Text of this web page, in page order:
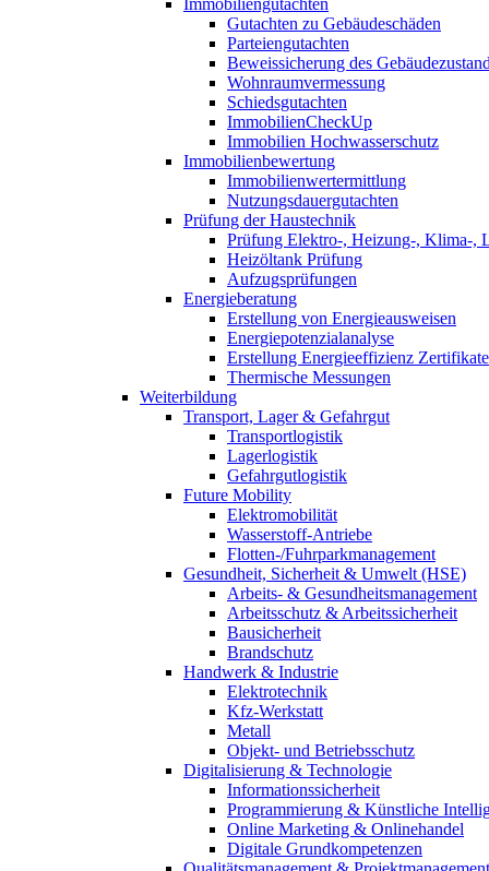
Gutachten zu Gebäudeschäden
Parteiengutachten
Beweissicherung des
Wohnraumvermessung
Schiedsgutachten
ImmobilienCheckUp
Immobilien Hochwasserschutz
Immobilienbewertung
Immobilienwertermittlung
Nutzungsdauergutachten
Prüfung der Haustechnik
Prüfung Elektro-, Heizung-, Klima-,
Heizöltank Prüfung
Aufzugsprüfungen
Energieberatung
Erstellung von Energieausweisen
Energiepotenzialanalyse
Erstellung Energieeffizienz Zertifikate
Thermische Messungen
Weiterbildung
Transport, Lager & Gefahrgut
Transportlogistik
Lagerlogistik
Gefahrgutlogistik
Future Mobility
Elektromobilität
Wasserstoff-Antriebe
Flotten-/Fuhrparkmanagement
Gesundheit, Sicherheit & Umwelt (HSE)
Arbeits- & Gesundheitsmanagement
Arbeitsschutz & Arbeitssicherheit
Bausicherheit
Brandschutz
Handwerk & Industrie
Elektrotechnik
Kfz-Werkstatt
Metall
Objekt- und Betriebsschutz
Digitalisierung & Technologie
Informationssicherheit
Programmierung & Künstliche
Online Marketing & Onlinehandel
Digitale Grundkompetenzen